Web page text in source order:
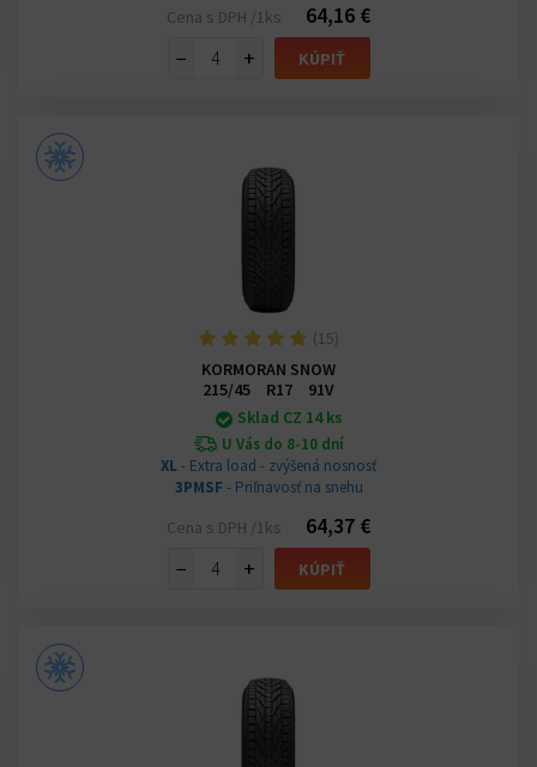
Cena s DPH /1ks
64,16 €
−
+ KÚPIŤ
(15)
KORMORAN SNOW
215/45 R17 91V
Sklad CZ 14 ks
U Vás do 8-10 dní
XL- Extra load - zvýšená nosnosť
3PMSF- Priľnavosť na snehu
Cena s DPH /1ks
64,37 €
−
+ KÚPIŤ